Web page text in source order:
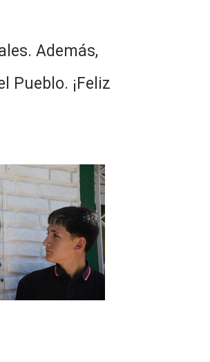
Además,
Pueblo. ¡Feliz